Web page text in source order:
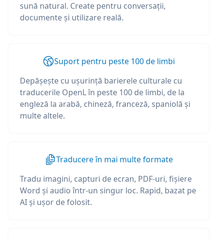
sună natural. Create pentru conversații,
documente și utilizare reală.
Suport pentru peste 100 de limbi
Depășește cu ușurință barierele culturale cu
traducerile OpenL în peste 100 de limbi, de la
engleză la arabă, chineză, franceză, spaniolă și
multe altele.
Traducere în mai multe formate
Tradu imagini, capturi de ecran, PDF-uri, fișiere
Word și audio într-un singur loc. Rapid, bazat pe
AI și ușor de folosit.